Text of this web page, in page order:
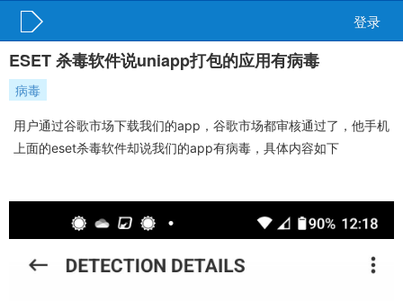
登录
ESET 杀毒软件说uniapp打包的应用有病毒
病毒
用户通过谷歌市场下载我们的app，谷歌市场都审核通过了，他手机
上面的eset杀毒软件却说我们的app有病毒，具体内容如下